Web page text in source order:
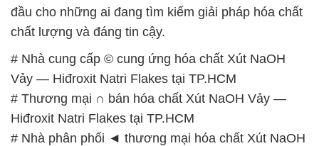
đầu cho những ai đang tìm kiếm giải pháp hóa chất
chất lượng và đáng tin cậy.
# Nhà cung cấp © cung ứng hóa chất Xút NaOH
Vảy — Hiđroxit Natri Flakes tại TP.HCM
# Thương mại ∩ bán hóa chất Xút NaOH Vảy —
Hiđroxit Natri Flakes tại TP.HCM
# Nhà phân phối ◄ thương mại hóa chất Xút NaOH